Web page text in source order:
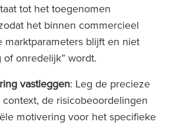
tot het toegenomen
het binnen commercieel
marktparameters blijft en niet
of onredelijk” wordt.
vastleggen: Leg de precieze
de risicobeoordelingen
motivering voor het specifieke